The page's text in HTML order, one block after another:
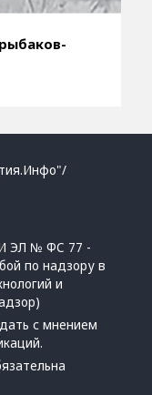
ЭЛ № ФС 77 -
по надзору в
и
с мнением